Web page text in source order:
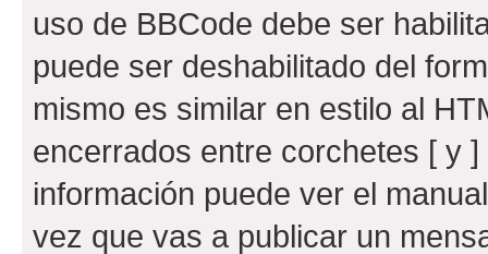
uso de BBCode debe ser
puede ser deshabilitado del
mismo es similar en estilo al
encerrados entre corchetes [ y
información puede ver el
vez que vas a publicar un